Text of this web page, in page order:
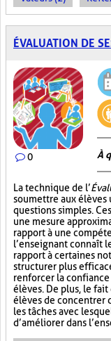
ÉVALUATION DE
0 À
La technique de l’
soumettre aux élèves
questions simples.
une mesure
rapport à une
l’enseignant connaît
rapport à certaines
structurer plus
renforcer la
élèves. De plus, le
élèves de concentrer
les tâches avec
d’améliorer dans